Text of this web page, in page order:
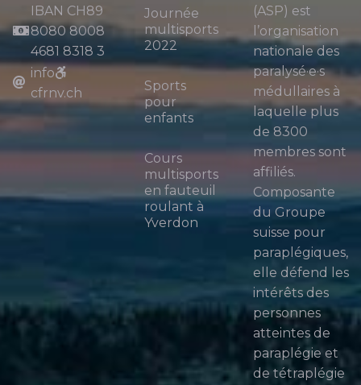
IBAN CH89
8080 8008
4681 8318 3
info
cfrnv.ch
Journée
multisports
2022
Sports
pour
enfants
Cours
multisports
en fauteuil
roulant à
Yverdon
(ASP) est
l’organisation
nationale des
paralysé·e·s
médullaires à
laquelle plus
de 8300
membres sont
affiliés.
Composante
du Groupe
suisse pour
paraplégiques,
elle défend les
intérêts des
personnes
atteintes de
paraplégie et
de tétraplégie